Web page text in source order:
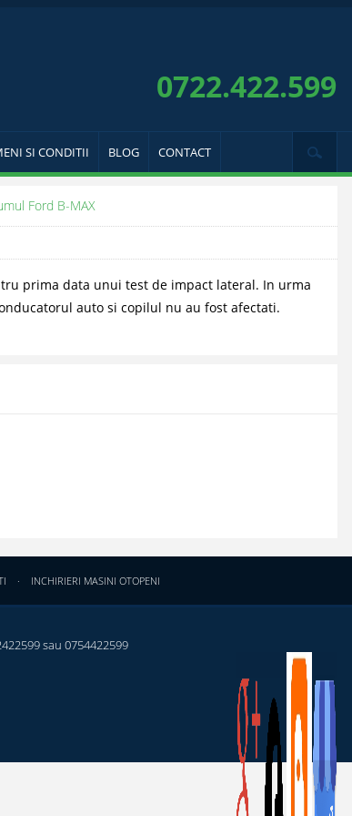
0722.422.599
SI CONDITII BLOG CONTACT
Ford B-MAX
prima data unui test de impact lateral. In urma
auto si copilul nu au fost afectati.
INCHIRIERI MASINI OTOPENI
sau 0754422599